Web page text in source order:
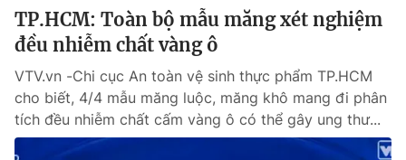
TP.HCM: Toàn bộ mẫu măng xét nghiệm
đều nhiễm chất vàng ô
VTV.vn -Chi cục An toàn vệ sinh thực phẩm TP.HCM
cho biết, 4/4 mẫu măng luộc, măng khô mang đi phân
tích đều nhiễm chất cấm vàng ô có thể gây ung thư...